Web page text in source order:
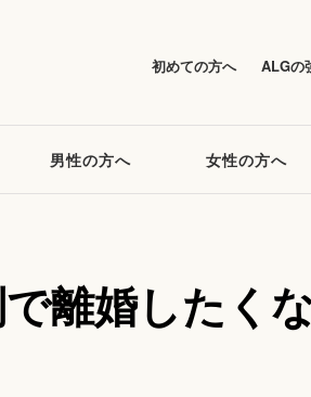
初めての方へ ALGの
男性の方へ 女性の方へ
離婚したく